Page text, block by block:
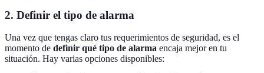
2. Definir el tipo de alarma
Una vez que tengas claro tus requerimientos de seguridad, es el
momento de definir qué tipo de alarma encaja mejor en tu
situación. Hay varias opciones disponibles: